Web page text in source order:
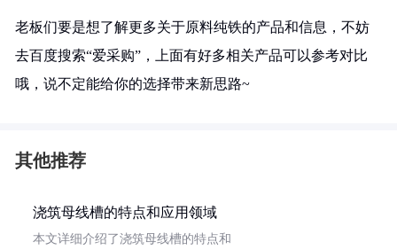
老板们要是想了解更多关于原料纯铁的产品和信息，不妨
去百度搜索“爱采购”，上面有好多相关产品可以参考对比
哦，说不定能给你的选择带来新思路~
其他推荐
浇筑母线槽的特点和应用领域
本文详细介绍了浇筑母线槽的特点和